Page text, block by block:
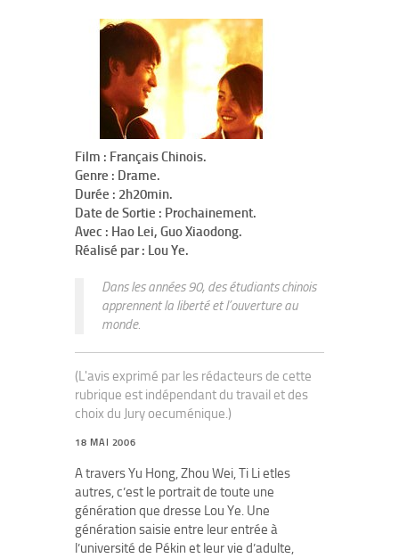
Film : Français Chinois.
Genre : Drame.
Durée : 2h20min.
Date de Sortie : Prochainement.
Avec : Hao Lei, Guo Xiaodong.
Réalisé par : Lou Ye.
Dans les années 90, des étudiants chinois
apprennent la liberté et l’ouverture au
monde.
(L'avis exprimé par les rédacteurs de cette
rubrique est indépendant du travail et des
choix du Jury oecuménique.)
18 MAI 2006
A travers Yu Hong, Zhou Wei, Ti Li etles
autres, c’est le portrait de toute une
génération que dresse Lou Ye. Une
génération saisie entre leur entrée à
l’université de Pékin et leur vie d’adulte,